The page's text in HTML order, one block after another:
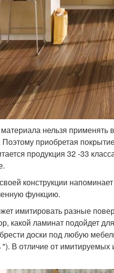
нельзя применять
Поэтому приобретая
продукция 32 -33
конструкции
функцию.
имитировать разные
какой ламинат подойдет
доски под любую
В отличие от